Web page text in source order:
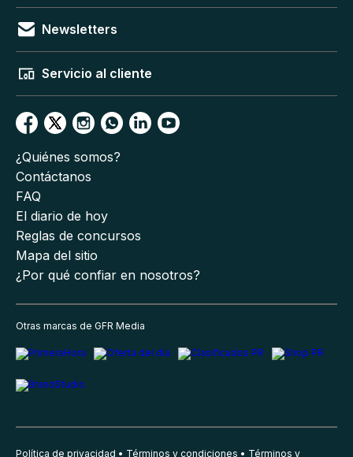
Newsletters
Servicio al cliente
¿Quiénes somos?
Contáctanos
FAQ
El diario de hoy
Reglas de concursos
Mapa del sitio
¿Por qué confiar en nosotros?
Otras marcas de GFR Media
Política de privacidad Términos y condiciones Términos y